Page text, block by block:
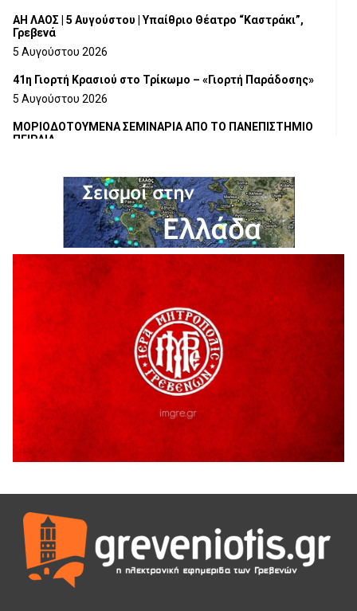
ΑΗ ΛΑΟΣ | 5 Αυγούστου | Υπαίθριο Θέατρο “Καστράκι”,
Γρεβενά
5 Αυγούστου 2026
41η Γιορτή Κρασιού στο Τρίκωμο – «Γιορτή Παράδοσης»
5 Αυγούστου 2026
ΜΟΡΙΟΔΟΤΟΥΜΕΝΑ ΣΕΜΙΝΑΡΙΑ ΑΠΟ ΤΟ ΠΑΝΕΠΙΣΤΗΜΙΟ
ΠΕΙΡΑΙΑ
ΕΥΧΑΡΙΣΤΙΕΣ Φυσιολατρικού Συλλόγου Γρεβενών
4 Αυγούστου 2026
Έκτακτη χρηματοδότηση 400.000€ για επιπλέον εργασίες
στο Δημοτικό Στάδιο Γρεβενών «Μίλτος Τεντόγλου»
4 Αυγούστου 2026
Τελικά τι είναι πολιτισμός;
Ολοσχερής καταστροφή κατοικίας από πυρκαγιά στην
Καληράχη Γρεβενών
ΚΑΤΑΓΡΑΦΗ ΤΕΚΜΗΡΙΩΣΗ ΚΑΙ ΨΗΦΙΟΠΟΙΗΣΗ ΤΩΝ
ΜΑΣΤΟΡΙΚΩΝ ΕΡΓΑΛΕΙΩΝ ΤΗΣ ΣΥΛΛΟΓΗΣ ΚΥΠΑΡΙΣΣΙΟΥ
ΓΡΕΒΕΝΩΝ
3 Αυγούστου 2026
3 Αυγούστου 2026
ΠΡΟΓΡΑΜΜΑ ΠΑΝΗΓΥΡΕΩΣ ΙΕΡΑΣ ΜΟΝΗΣ ΖΑΒΟΡΔΑΣ 2026
3 Αυγούστου 2026
Διακοπή ηλεκτρικού ρεύματος
3 Αυγούστου 2026